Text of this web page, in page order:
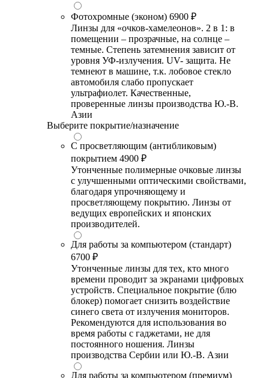
Фотохромные (эконом) 6900 ₽
Линзы для «очков-хамелеонов». 2 в 1: в
помещении – прозрачные, на солнце –
темные. Степень затемнения зависит от
уровня УФ-излучения. UV- защита. Не
темнеют в машине, т.к. лобовое стекло
автомобиля слабо пропускает
ультрафиолет. Качественные,
проверенные линзы производства Ю.-В.
Азии
Выберите покрытие/назначение
С просветляющим (антибликовым)
покрытием 4900 ₽
Утонченные полимерные очковые линзы
с улучшенными оптическими свойствами,
благодаря упрочняющему и
просветляющему покрытию. Линзы от
ведущих европейских и японских
производителей.
Для работы за компьютером (стандарт)
6700 ₽
Утонченные линзы для тех, кто много
времени проводит за экранами цифровых
устройств. Специальное покрытие (блю
блокер) помогает снизить воздействие
синего света от излучения мониторов.
Рекомендуются для использования во
время работы с гаджетами, не для
постоянного ношения. Линзы
производства Сербии или Ю.-В. Азии
Для работы за компьютером (премиум)